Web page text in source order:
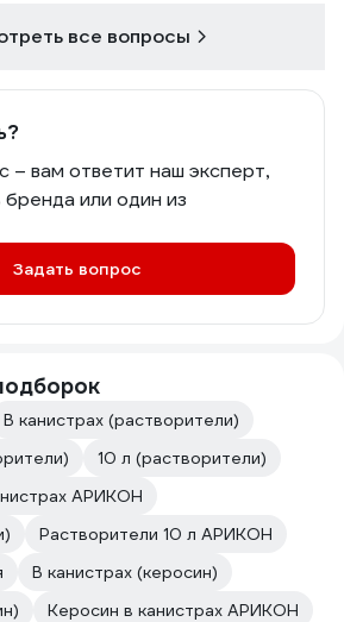
все вопросы
– вам ответит наш эксперт,
или один из
Задать вопрос
В канистрах (растворители)
10 л (растворители)
АРИКОН
Растворители 10 л АРИКОН
В канистрах (керосин)
Керосин в канистрах АРИКОН